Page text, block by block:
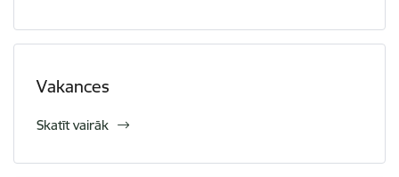
Vakances
Skatīt vairāk